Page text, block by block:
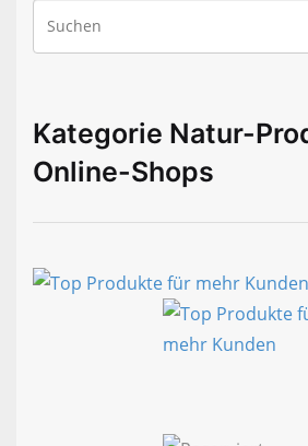
Kategorie Natur-
Online-Shops